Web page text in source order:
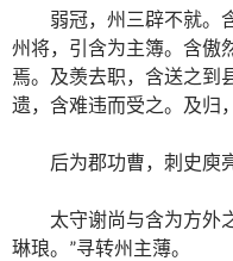
弱冠，州三辟不就。
州将，引含为主簿。含傲
焉。及羡去职，含送之到
遗，含难违而受之。及归
后为郡功曹，刺史庾
太守谢尚与含为方外
琳琅。”寻转州主薄。